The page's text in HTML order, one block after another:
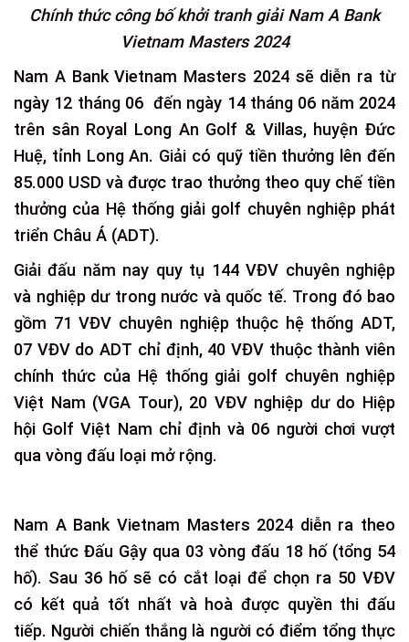
Chính thức công bố khởi tranh giải Nam A Bank
Vietnam Masters 2024
Nam A Bank Vietnam Masters 2024 sẽ diễn ra từ
ngày 12 tháng 06 đến ngày 14 tháng 06 năm 2024
trên sân Royal Long An Golf & Villas, huyện Đức
Huệ, tỉnh Long An. Giải có quỹ tiền thưởng lên đến
85.000 USD và được trao thưởng theo quy chế tiền
thưởng của Hệ thống giải golf chuyên nghiệp phát
triển Châu Á (ADT).
Giải đấu năm nay quy tụ 144 VĐV chuyên nghiệp
và nghiệp dư trong nước và quốc tế. Trong đó bao
gồm 71 VĐV chuyên nghiệp thuộc hệ thống ADT,
07 VĐV do ADT chỉ định, 40 VĐV thuộc thành viên
chính thức của Hệ thống giải golf chuyên nghiệp
Việt Nam (VGA Tour), 20 VĐV nghiệp dư do Hiệp
hội Golf Việt Nam chỉ định và 06 người chơi vượt
qua vòng đấu loại mở rộng.
Nam A Bank Vietnam Masters 2024 diễn ra theo
thể thức Đấu Gậy qua 03 vòng đấu 18 hố (tổng 54
hố). Sau 36 hố sẽ có cắt loại để chọn ra 50 VĐV
có kết quả tốt nhất và hoà được quyền thi đấu
tiếp. Người chiến thắng là người có điểm tổng thực